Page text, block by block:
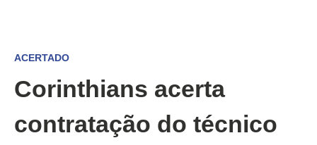
ACERTADO
Corinthians acerta
contratação do técnico